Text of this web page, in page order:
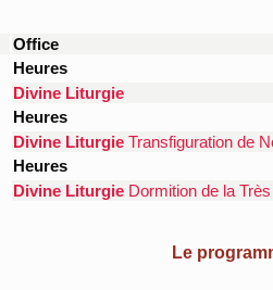
Office
Heures
Divine Liturgie
Heures
Divine Liturgie Transfiguration de
Heures
Divine Liturgie Dormition de la
Le